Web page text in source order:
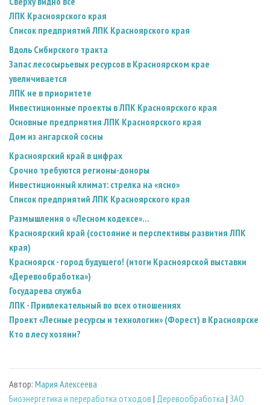
ЛПК Красноярского края
Список предприятий ЛПК Красноярского края
Вдоль Сибирского тракта
Запас лесосырьевых ресурсов в Красноярском крае
увеличивается
ЛПК не в приоритете
Инвестиционные проекты в ЛПК Красноярского края
Основные предприятия ЛПК Красноярского края
Дом из ангарской сосны
Красноярский край в цифрах
Срочно требуются регионы-доноры
Инвестиционный климат: стрелка на «ясно»
Список предприятий ЛПК Красноярского края
Размышления о «Лесном кодексе»...
Красноярский край (состояние и перспективы развития ЛПК
края)
Красноярск - город будущего! (итоги Красноярской выставки
«Деревообработка»)
Государева служба
ЛПК - Привлекательный во всех отношениях
Проект «Лесные ресурсы и технологии» (Форест) в Красноярске
Кто в лесу хозяин?
Автор: Мария Алексеева
Биoэнергетика и переработка отходов | Деревообработка | ЗАО